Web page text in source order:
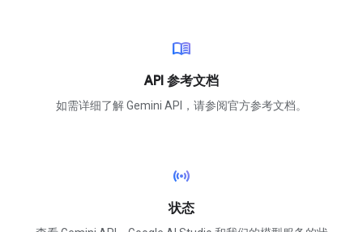
menu_book
API 参考文档
如需详细了解 Gemini API，请参阅官方参考文档。
sensors
状态